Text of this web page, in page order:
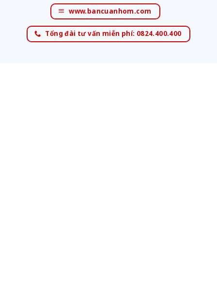
www.bancuanhom.com
Tổng đài tư vấn miễn phí: 0824.400.400